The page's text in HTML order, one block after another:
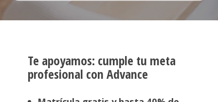
Te apoyamos: cumple tu meta
profesional con Advance